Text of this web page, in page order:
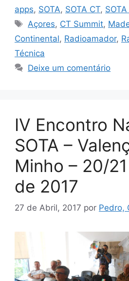
apps, SOTA, SOTA CT,
Etiquetas
Açores, CT Summit,
Continental, Radioamador,
Técnica
Deixe um comentário
IV Encontro
SOTA –
Minho – 20/
de 2017
27 de Abril, 2017 por Pedro,